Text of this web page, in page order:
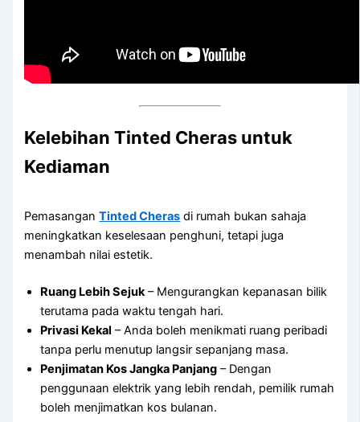
Kelebihan Tinted Cheras untuk
Kediaman
PemasanganTinted Cheras di rumah bukan sahaja
meningkatkan keselesaan penghuni, tetapi juga
menambah nilai estetik.
Ruang Lebih Sejuk– Mengurangkan kepanasan bilik
terutama pada waktu tengah hari.
Privasi Kekal – Anda boleh menikmati ruang peribadi
tanpa perlu menutup langsir sepanjang masa.
Penjimatan Kos Jangka Panjang – Dengan
penggunaan elektrik yang lebih rendah, pemilik rumah
boleh menjimatkan kos bulanan.